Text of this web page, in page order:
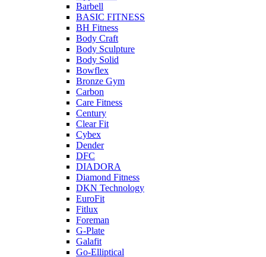
Barbell
BASIC FITNESS
BH Fitness
Body Craft
Body Sculpture
Body Solid
Bowflex
Bronze Gym
Carbon
Care Fitness
Century
Clear Fit
Cybex
Dender
DFC
DIADORA
Diamond Fitness
DKN Technology
EuroFit
Fitlux
Foreman
G-Plate
Galafit
Go-Elliptical